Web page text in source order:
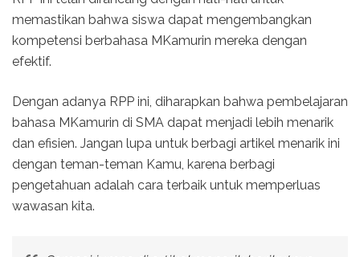
memastikan bahwa siswa dapat mengembangkan
kompetensi berbahasa MKamurin mereka dengan
efektif.
Dengan adanya RPP ini, diharapkan bahwa pembelajaran
bahasa MKamurin di SMA dapat menjadi lebih menarik
dan efisien. Jangan lupa untuk berbagi artikel menarik ini
dengan teman-teman Kamu, karena berbagi
pengetahuan adalah cara terbaik untuk memperluas
wawasan kita.